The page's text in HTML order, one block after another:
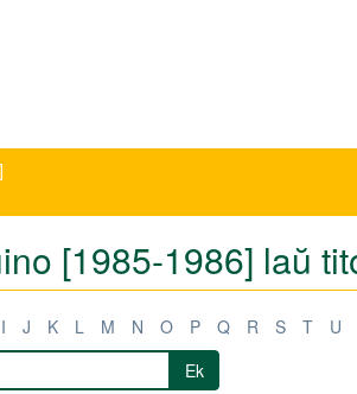
[1985-1986] laŭ
I J K L M N O P Q R S T U
Ek